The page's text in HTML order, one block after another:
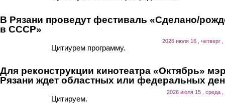
В Рязани проведут фестиваль «Сделано/
в СССР»
2026 июля 16 , четверг ,
Цитиурем программу.
Для реконструкции кинотеатра «Октябрь»
Рязани ждет областных или федеральных
2026 июля 15 , среда ,
Цитируем.